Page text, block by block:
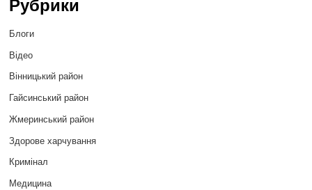
Блоги
Відео
Вінницький район
Гайсинський район
Жмеринський район
Здорове харчування
Кримінал
Медицина